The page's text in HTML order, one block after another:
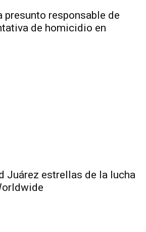
presunto responsable de
de homicidio en
Juárez estrellas de la lucha